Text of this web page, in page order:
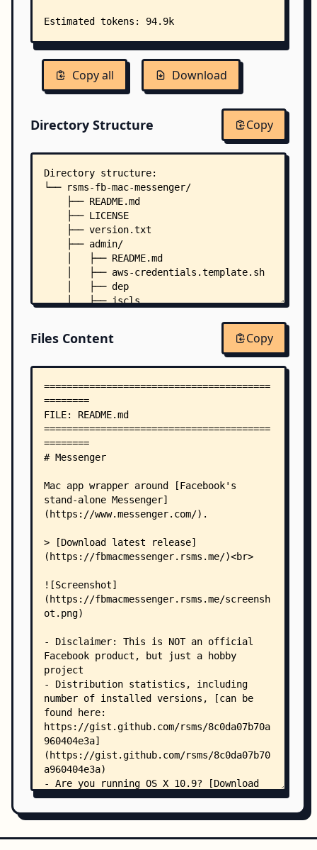
Copy all Download
Directory Structure Copy
Directory structure:
└── rsms-fb-mac-messenger/
    ├── README.md
    ├── LICENSE
    ├── version.txt
    ├── admin/
    │   ├── README.md
    │   ├── aws-credentials.template.sh
    │   ├── dep
    │   ├── jscls
    │   └── logs/
    │       ├── process.pl
    │       └── sample messages.txt
    ├── letsmove/
    │   ├── README.md
    │   ├── PFMoveApplication.h
    │   └── PFMoveApplication.m
    ├── Messenger/
    │   ├── AppDelegate.mm
    │   ├── FBMApplication.h
    │   ├── FBMApplication.mm
    │   ├── FBMWindow.mm
    │   ├── Info.plist
    │   ├── JSClass.hh
    │   ├── JSClass.mm
    │   ├── JSNotification.js.mm
    │   ├── JSObjWrapper.h
    │   ├── JSObjWrapper.m
    │   ├── main.m
    │   ├── MEmbeddedRes.h
    │   ├── MEmbeddedRes.m
    │   ├── MMFakeDragInfo.h
    │   ├── MMFakeDragInfo.m
    │   ├── NSImage+RoundCorner.h
    │   ├── NSImage+RoundCorner.m
    │   ├── prefix.pch
    │   ├── WebPreferencesPrivate.h
    │   ├── WebStorageManagerPrivate.h
    │   ├── WebViewPrivate.h
    │   ├── WebViewZoomController.m
Files Content Copy